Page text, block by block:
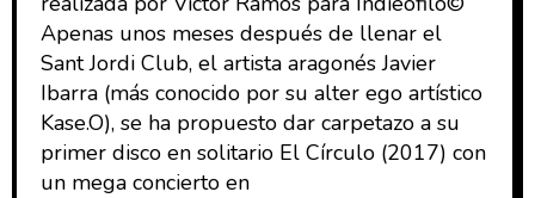
Apenas unos meses después de llenar el
Sant Jordi Club, el artista aragonés Javier
Ibarra (más conocido por su alter ego artístico
Kase.O), se ha propuesto dar carpetazo a su
primer disco en solitario El Círculo (2017) con
un mega concierto en